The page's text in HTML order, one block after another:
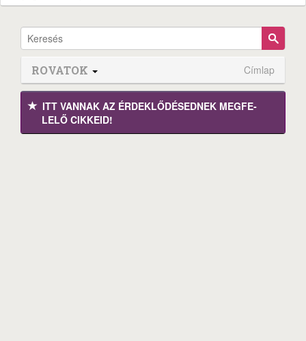
ROVATOK Címlap
ITT VANNAK AZ ÉRDEK­LŐDÉ­SEDNEK MEGFE­
LELŐ CIKKEID!